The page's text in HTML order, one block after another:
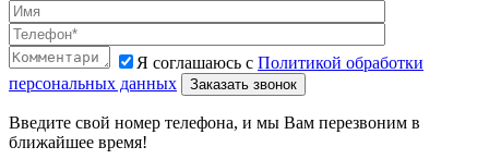
Я соглашаюсь с Политикой обработки
персональных данных
Введите свой номер телефона, и мы Вам перезвоним в
ближайшее время!